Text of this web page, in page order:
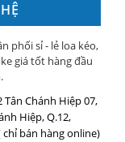
phối sỉ - lẻ loa kéo,
giá tốt hàng đầu
Tân Chánh Hiệp 07,
Hiệp, Q.12,
chỉ bán hàng online)